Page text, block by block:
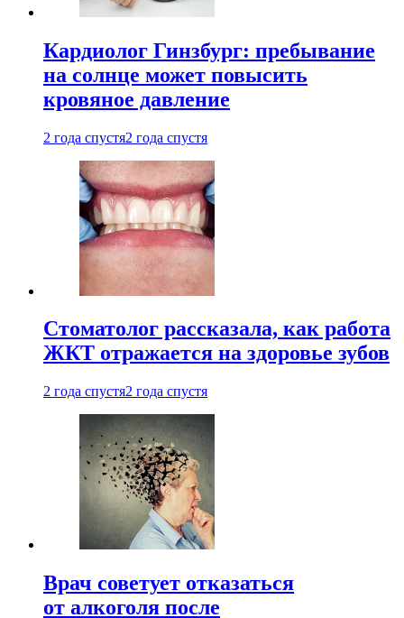
Кардиолог Гинзбург: пребывание
на солнце может повысить
кровяное давление
2 года спустя2 года спустя
Стоматолог рассказала, как работа
ЖКТ отражается на здоровье зубов
2 года спустя2 года спустя
Врач советует отказаться
от алкоголя после